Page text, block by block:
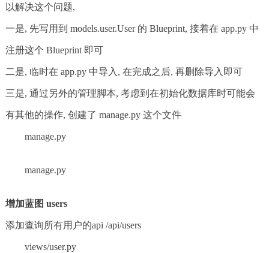
以解决这个问题,
一是, 先写用到 models.user.User 的 Blueprint, 接着在 app.py 中
注册这个 Blueprint 即可
二是, 临时在 app.py 中导入, 在完成之后, 再删除导入即可
三是, 通过另外的管理脚本, 考虑到在初始化数据库时可能会
有其他的操作, 创建了 manage.py 这个文件
manage.py
manage.py
增加蓝图 users
添加查询所有用户的api /api/users
views/user.py